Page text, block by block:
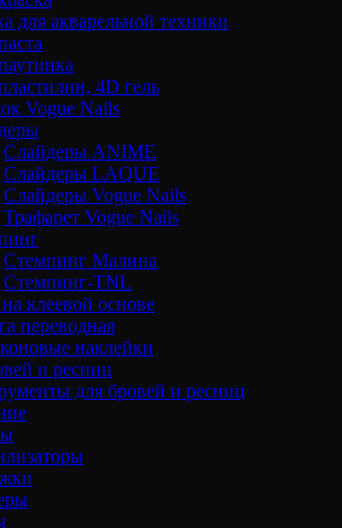
для акварельной техники
4D гель
Vogue Nails
Слайдеры ANIME
Слайдеры LAQUE
Слайдеры Vogue Nails
Трафарет Vogue Nails
Стемпинг Малина
Стемпинг-TNL
клеевой основе
переводная
наклейки
и ресниц
для бровей и ресниц